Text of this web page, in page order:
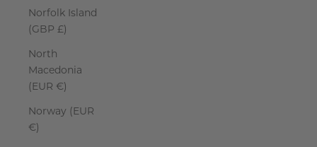
Norfolk Island
(GBP £)
North
Macedonia
(EUR €)
Norway (EUR
€)